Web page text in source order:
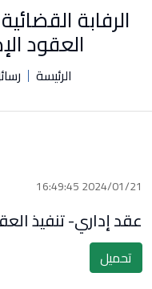
الرفابة
العقود
الرئيسة
2024/01/21 16:49:45
عقد إداري- تنفيذ
تحميل